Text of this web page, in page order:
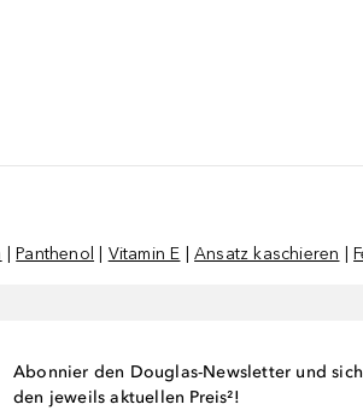
|Panthenol Vitamin E |Ansatz kaschieren |
Abonnier den Douglas-Newsletter und
den jeweils aktuellen Preis²!